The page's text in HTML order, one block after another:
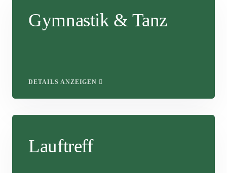
Gymnastik & Tanz
DETAILS ANZEIGEN
Lauftreff